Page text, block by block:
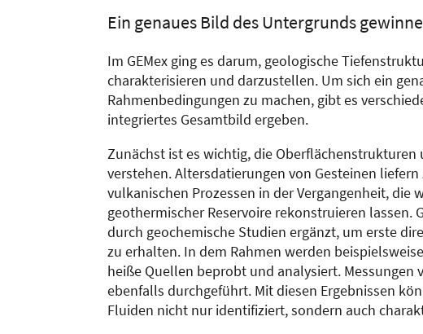
Ein genaues Bild des Untergrunds
Im GEMex ging es darum, geologische
charakterisieren und darzustellen. Um sich ein
Rahmenbedingungen zu machen, gibt es
integriertes Gesamtbild ergeben.
Zunächst ist es wichtig, die Oberflächenstrukturen
verstehen. Altersdatierungen von Gesteinen
vulkanischen Prozessen in der Vergangenheit, die
geothermischer Reservoire rekonstruieren lassen.
durch geochemische Studien ergänzt, um erste
zu erhalten. In dem Rahmen werden
heiße Quellen beprobt und analysiert. Messungen
ebenfalls durchgeführt. Mit diesen Ergebnissen
Fluiden nicht nur identifiziert, sondern auch